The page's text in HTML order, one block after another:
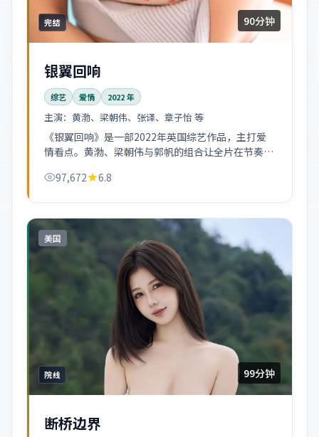
完结 90分钟
银翼回响
综艺 爱情 2022年
主演： 黄渤、梁朝伟、张译、章子怡 等
《银翼回响》是一部2022年英国综艺作品，主打爱
情看点。黄渤、梁朝伟与郭帆的组合让全片在节奏与
97,672 6.8
美国
院线 99分钟
断桥边界